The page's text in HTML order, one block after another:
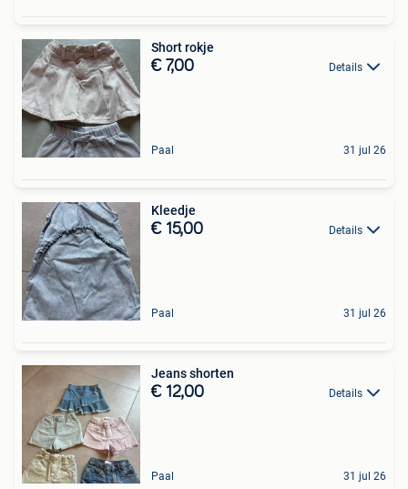
Short rokje
€ 7,00 Details
Paal 31 jul 26
Kleedje
€ 15,00 Details
Paal 31 jul 26
Jeans shorten
€ 12,00 Details
Paal 31 jul 26